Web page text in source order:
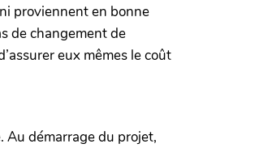
proviennent en bonne
de changement de
eux mêmes le coût
Au démarrage du projet,